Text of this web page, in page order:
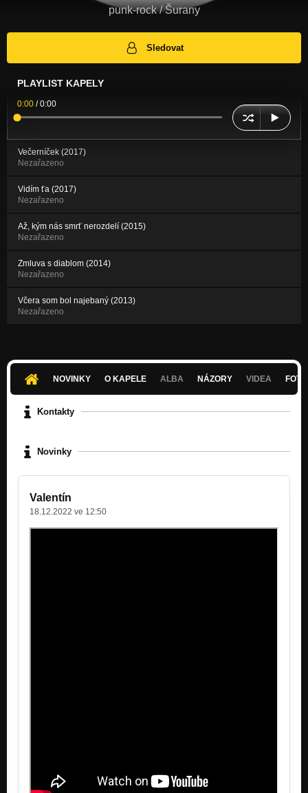
punk-rock / Šurany
Sledovat
PLAYLIST KAPELY
0:00 /0:00
Večerníček (2017)
Nezařazeno
Vidím ťa (2017)
Nezařazeno
Až, kým nás smrť nerozdelí (2015)
Nezařazeno
Zmluva s diablom (2014)
Nezařazeno
Včera som bol najebaný (2013)
Nezařazeno
NOVINKY O KAPELE ALBA NÁZORY VIDEA
Kontakty
Novinky
Valentín
18.12.2022 ve 12:50